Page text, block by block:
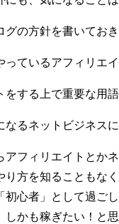
の方針を書いておき
っているアフィリエ
をする上で重要な用
なるネットビジネス
フィリエイトとか
り方を知ることもな
心者」として過ごし
しかも稼ぎたい！と